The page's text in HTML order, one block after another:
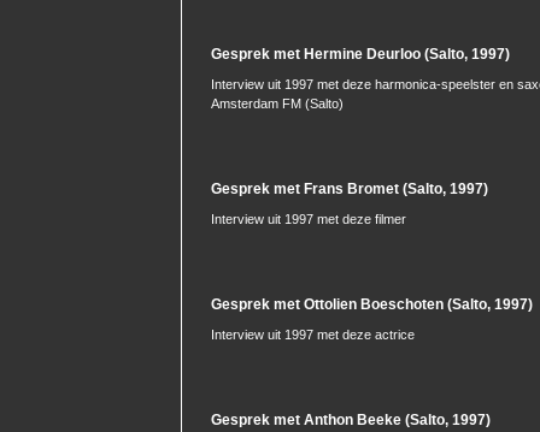
Gesprek met Hermine Deurloo (Salto, 1997)
Interview uit 1997 met deze harmonica-speelster en
Amsterdam FM (Salto)
Gesprek met Frans Bromet (Salto, 1997)
Interview uit 1997 met deze filmer
Gesprek met Ottolien Boeschoten (Salto, 1997)
Interview uit 1997 met deze actrice
Gesprek met Anthon Beeke (Salto, 1997)